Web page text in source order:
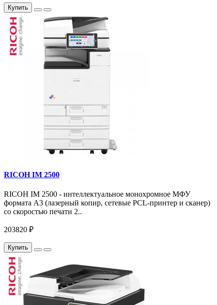
Купить
RICOH IM 2500
RICOH IM 2500 - интеллектуальное монохромное МФУ
формата А3 (лазерный копир, сетевые PCL-принтер и сканер)
со скоростью печати 2..
203820 ₽
Купить